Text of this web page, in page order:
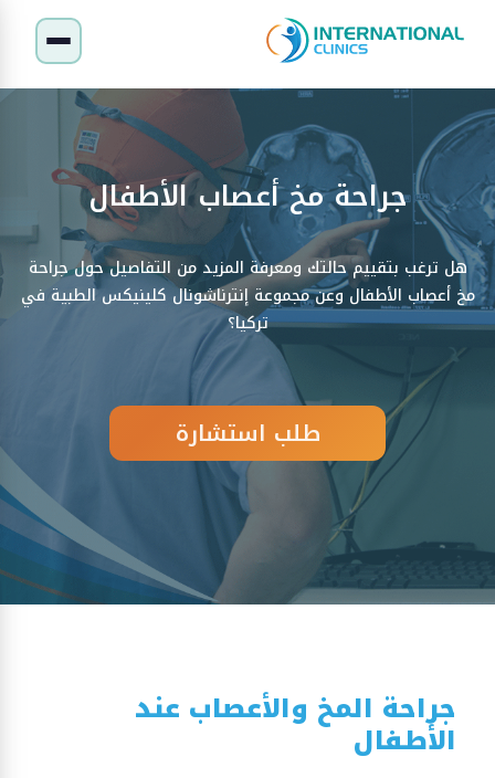
جراحة مخ أعصاب الأطفال
هل ترغب بتقييم حالتك ومعرفة المزيد من التفاصيل حول جراحة
مخ أعصاب الأطفال وعن مجموعة إنترناشونال كلينيكس الطبية في
تركيا؟
طلب استشارة
جراحة المخ والأعصاب عند
الأطفال